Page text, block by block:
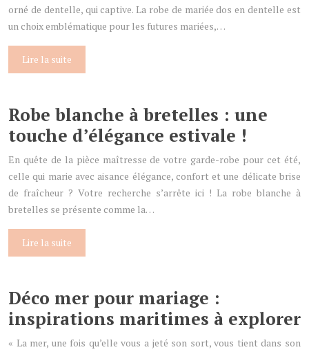
orné de dentelle, qui captive. La robe de mariée dos en dentelle est
un choix emblématique pour les futures mariées,…
Lire la suite
Robe blanche à bretelles : une
touche d’élégance estivale !
En quête de la pièce maîtresse de votre garde-robe pour cet été,
celle qui marie avec aisance élégance, confort et une délicate brise
de fraîcheur ? Votre recherche s’arrête ici ! La robe blanche à
bretelles se présente comme la…
Lire la suite
Déco mer pour mariage :
inspirations maritimes à explorer
« La mer, une fois qu’elle vous a jeté son sort, vous tient dans son